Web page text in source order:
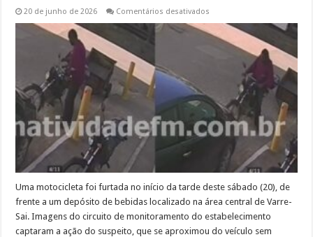
20 de junho de 2026 Comentários desativados
furtada
bebidas
no
Centro
de
Varre-
Sai
Uma motocicleta foi furtada no início da tarde deste sábado (20), de
frente a um depósito de bebidas localizado na área central de Varre-
Sai. Imagens do circuito de monitoramento do estabelecimento
captaram a ação do suspeito, que se aproximou do veículo sem